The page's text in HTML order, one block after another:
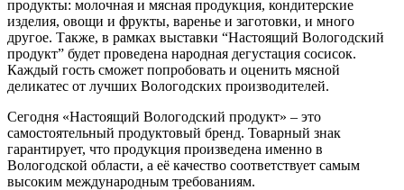
продукты: молочная и мясная продукция, кондитерские
изделия, овощи и фрукты, варенье и заготовки, и много
другое. Также, в рамках выставки “Настоящий Вологодский
продукт” будет проведена народная дегустация сосисок.
Каждый гость сможет попробовать и оценить мясной
деликатес от лучших Вологодских производителей.
Сегодня «Настоящий Вологодский продукт» – это
самостоятельный продуктовый бренд. Товарный знак
гарантирует, что продукция произведена именно в
Вологодской области, а её качество соответствует самым
высоким международным требованиям.